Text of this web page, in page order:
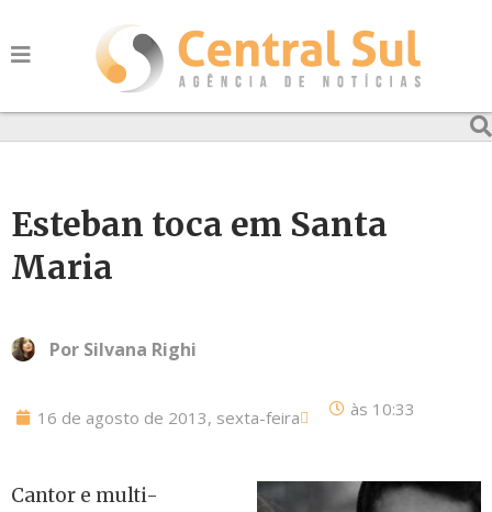
Esteban toca em Santa
Maria
Por Silvana Righi
16 de agosto de 2013, sexta-feira às 10:33
Cantor e multi-